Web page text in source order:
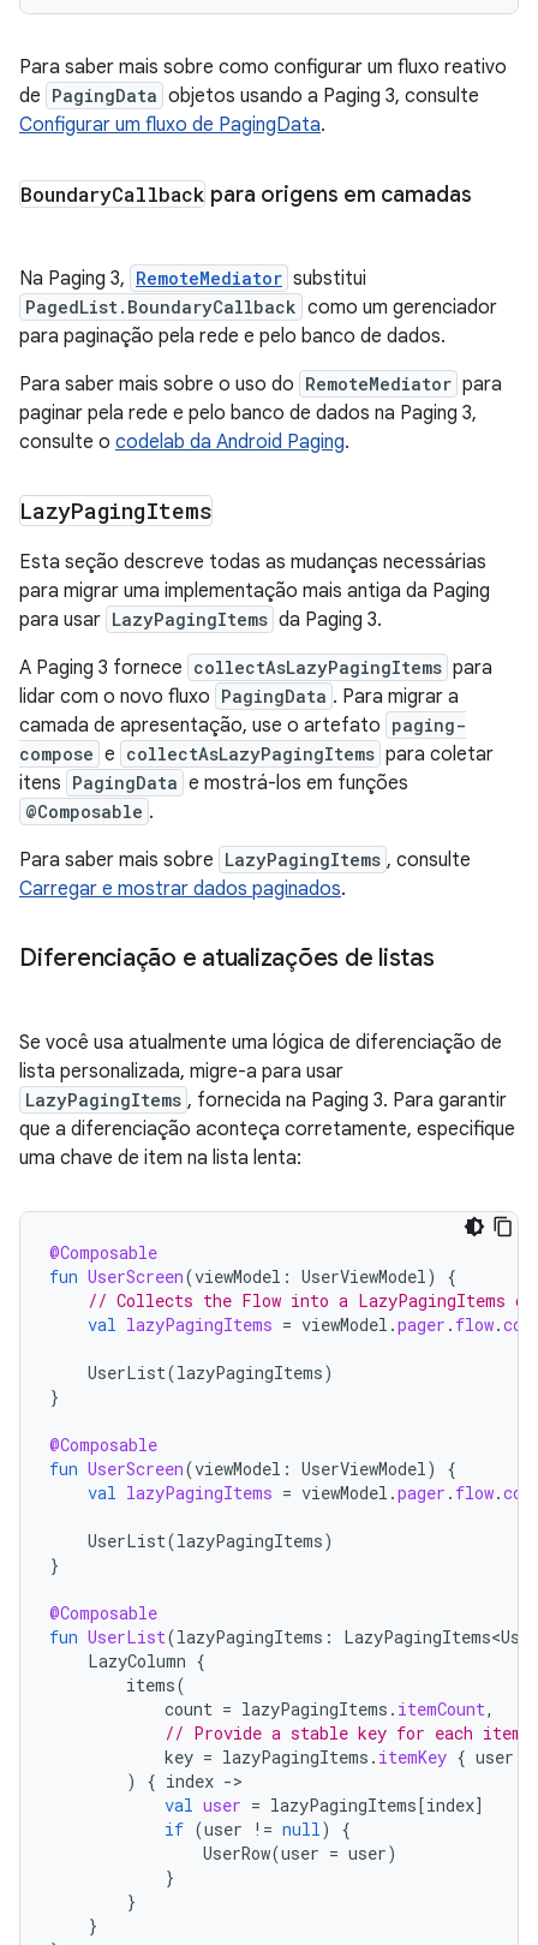
Para saber mais sobre como configurar um fluxo reativo
de PagingData objetos usando a Paging 3, consulte
Configurar um fluxo de PagingData.
BoundaryCallback para origens em camadas
Na Paging 3, RemoteMediator substitui
PagedList.BoundaryCallback como um gerenciador
para paginação pela rede e pelo banco de dados.
Para saber mais sobre o uso do RemoteMediator para
paginar pela rede e pelo banco de dados na Paging 3,
consulte o codelab da Android Paging.
LazyPagingItems
Esta seção descreve todas as mudanças necessárias
para migrar uma implementação mais antiga da Paging
para usar LazyPagingItems da Paging 3.
A Paging 3 fornece collectAsLazyPagingItems para
lidar com o novo fluxo PagingData . Para migrar a
camada de apresentação, use o artefato paging-
compose e collectAsLazyPagingItems para coletar
itens PagingData e mostrá-los em funções
@Composable .
Para saber mais sobre LazyPagingItems , consulte
Carregar e mostrar dados paginados.
Diferenciação e atualizações de listas
Se você usa atualmente uma lógica de diferenciação de
lista personalizada, migre-a para usar
LazyPagingItems , fornecida na Paging 3. Para garantir
que a diferenciação aconteça corretamente, especifique
uma chave de item na lista lenta:
@Composable
fun UserScreen(viewModel : UserViewModel)
{
// Collects the Flow into a LazyPagingItems
val lazyPagingItems = viewModel .pager . flow.
UserList(lazyPagingItems)
}
@Composable
fun UserScreen(viewModel : UserViewModel)
{
val lazyPagingItems = viewModel .pager . flow.
UserList(lazyPagingItems)
}
@Composable
fun UserList(lazyPagingItems :
LazyColumn {
items(
count = lazyPagingItems . itemCount,
// Provide a stable key for each
key = lazyPagingItems . itemKey { user
)
{ index -
val user = lazyPagingItems[index]
if (user != null)
{
UserRow(user = user)
}
}
}